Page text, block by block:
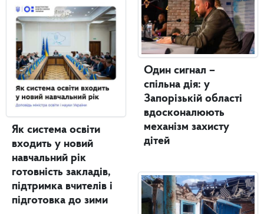
Як система освіти
входить у новий
навчальний рік
готовність закладів,
підтримка вчителів і
підготовка до зими
Один сигнал –
спільна дія: у
Запорізькій області
вдосконалюють
механізм захисту
дітей